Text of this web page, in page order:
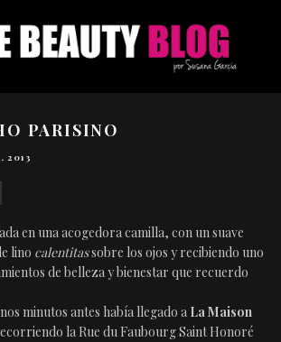
PARISINO
2013
en una acogedora camilla, con un suave
lino calentitassobre los ojos y recibiendo uno
de belleza y bienestar que recuerdo
minutos antes había llegado a La Maison
la Rue du Faubourg Saint Honoré